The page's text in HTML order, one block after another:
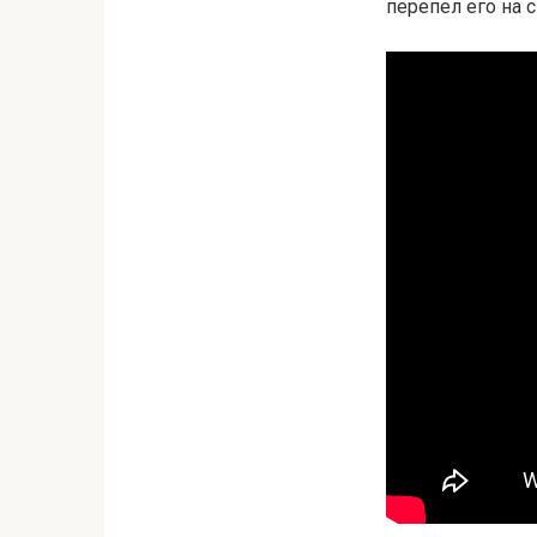
перепел его на